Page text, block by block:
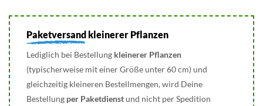
Paketversand kleinerer Pflanzen
Lediglich bei Bestellung kleinerer Pflanzen
(typischerweise mit einer Größe unter 60 cm) und
gleichzeitig kleineren Bestellmengen, wird Deine
Bestellung per Paketdienst und nicht per Spedition